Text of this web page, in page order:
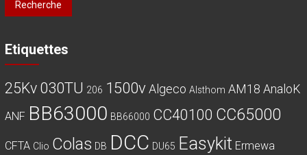
Recherche
Etiquettes
25Kv 030TU 206 1500v Algeco Alsthom AM18 AnaloK
ANF BB63000 BB66000 CC40100 CC65000
CFTA Clio Colas DB DCC DU65 Easykit Ermewa